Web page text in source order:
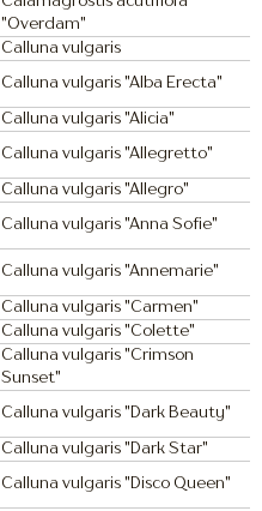
"Overdam"
Calluna vulgaris
Calluna vulgaris "Alba Erecta"
Calluna vulgaris "Alicia"
Calluna vulgaris "Allegretto"
Calluna vulgaris "Allegro"
Calluna vulgaris "Anna Sofie"
Calluna vulgaris "Annemarie"
Calluna vulgaris "Carmen"
Calluna vulgaris "Colette"
Calluna vulgaris "Crimson
Sunset"
Calluna vulgaris "Dark Beauty"
Calluna vulgaris "Dark Star"
Calluna vulgaris "Disco Queen"